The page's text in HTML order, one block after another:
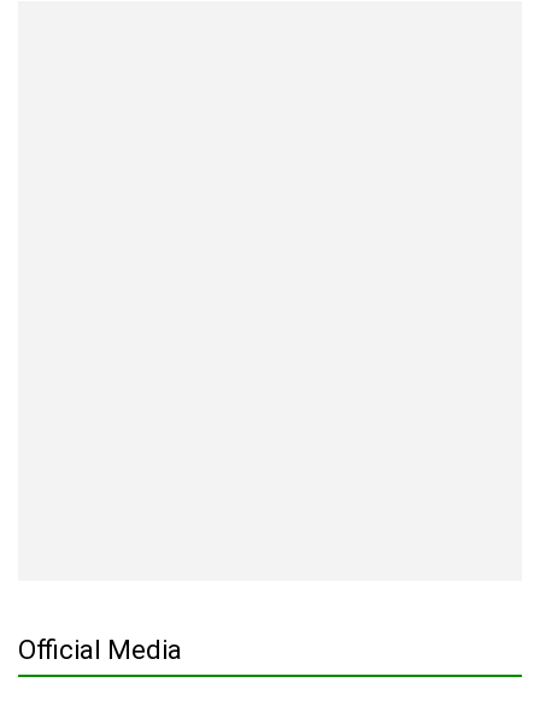
Official Media